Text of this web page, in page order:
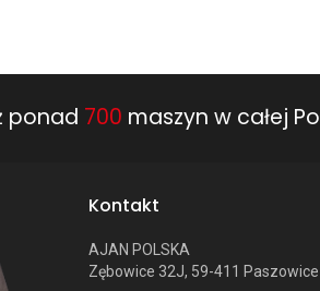
ponad 700 maszyn w całej
Kontakt
AJAN POLSKA
Zębowice 32J, 59-411 Paszowice